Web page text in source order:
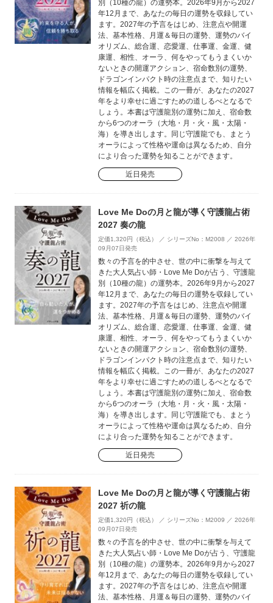
別（10種の龍）の運勢本。2026年9月から2027
年12月まで、あなたの毎日の運勢を収録してい
ます。2027年の予言をはじめ、注意点や開運
法、基本性格、月運＆毎日の運勢、運勢のバイ
オリズム、総合運、恋愛運、仕事運、金運、健
康運、相性、オーラ、何をやってもうまくいか
ないときの開運アクション、宿命数別の運勢、
ドラゴンインパクト時の注意点まで、知りたい
情報を幅広く掲載。この一冊が、あなたの2027
年をより幸せに過ごすための道しるべとなるで
しょう。本書は守護龍別の運勢に加え、宿命数
から6つのオーラ（大地・月・火・風・太陽・
海）を導き出します。同じ守護龍でも、まとう
オーラによって性格や運命は異なるため、自分
により合った運勢を知ることができます。
近日発売
Love Me Doの月と龍が導く守護龍占術
2027 奏の龍
定価1,320円（税込） ／ シリーズNo：M2008 ／ 2026年
09月07日発売
数々の予言を的中させ、世の中に衝撃を与えて
きた大人気占い師・Love Me Doが占う、守護龍
別（10種の龍）の運勢本。2026年9月から2027
年12月まで、あなたの毎日の運勢を収録してい
ます。2027年の予言をはじめ、注意点や開運
法、基本性格、月運＆毎日の運勢、運勢のバイ
オリズム、総合運、恋愛運、仕事運、金運、健
康運、相性、オーラ、何をやってもうまくいか
ないときの開運アクション、宿命数別の運勢、
ドラゴンインパクト時の注意点まで、知りたい
情報を幅広く掲載。この一冊が、あなたの2027
年をより幸せに過ごすための道しるべとなるで
しょう。本書は守護龍別の運勢に加え、宿命数
から6つのオーラ（大地・月・火・風・太陽・
海）を導き出します。同じ守護龍でも、まとう
オーラによって性格や運命は異なるため、自分
により合った運勢を知ることができます。
近日発売
Love Me Doの月と龍が導く守護龍占術
2027 祈の龍
定価1,320円（税込） ／ シリーズNo：M2009 ／ 2026年
09月07日発売
数々の予言を的中させ、世の中に衝撃を与えて
きた大人気占い師・Love Me Doが占う、守護龍
別（10種の龍）の運勢本。2026年9月から2027
年12月まで、あなたの毎日の運勢を収録してい
ます。2027年の予言をはじめ、注意点や開運
法、基本性格、月運＆毎日の運勢、運勢のバイ